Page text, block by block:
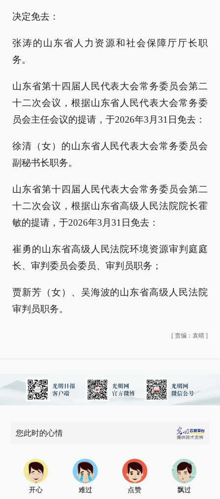
决定免去：
张涛的山东省人力资源和社会保障厅厅长职
务。
山东省第十四届人民代表大会常务委员会第二
十二次会议，根据山东省人民代表大会常务委
员会主任会议的提请，于2026年3月31日免去：
徐清（女）的山东省人民代表大会常务委员会
副秘书长职务。
山东省第十四届人民代表大会常务委员会第二
十二次会议，根据山东省高级人民法院院长霍
敏的提请，于2026年3月31日免去：
崔勇的山东省高级人民法院环境资源审判庭庭
长、审判委员会委员、审判员职务；
贾新芳（女）、吴海波的山东省高级人民法院
审判员职务。
[ 责编：袁晴 ]
您此时的心情
开心 难过 点赞 飘过